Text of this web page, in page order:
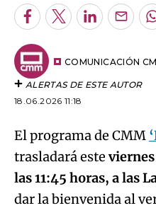
Facebook
TwitterLinkedInEnviar
COMUNICACIÓN
ALERTAS DE ESTE AUTOR
18.06.2026 11:18
El programa de CMM
trasladará este
las 11:45 horas, a las
dar la bienvenida al